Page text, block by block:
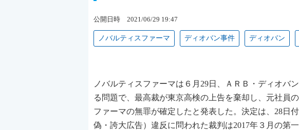
公開日時 2021/06/29 19:47
ノバルティスファーマ ディオバン事件 ディオバン
ノバルティスファーマは６月29日、ＡＲＢ・ディオバ
る問題で、最高裁が東京高検の上告を棄却し、元社員
ファーマの無罪が確定したと発表した。決定は、28日
偽・誇大広告）違反に問われた裁判は2017年３月の第